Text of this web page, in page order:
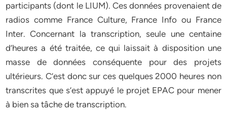
participants (dont le LIUM). Ces données provenaient de
radios comme France Culture, France Info ou France
Inter. Concernant la transcription, seule une centaine
d’heures a été traitée, ce qui laissait à disposition une
masse de données conséquente pour des projets
ultérieurs. C’est donc sur ces quelques 2000 heures non
transcrites que s’est appuyé le projet EPAC pour mener
à bien sa tâche de transcription.